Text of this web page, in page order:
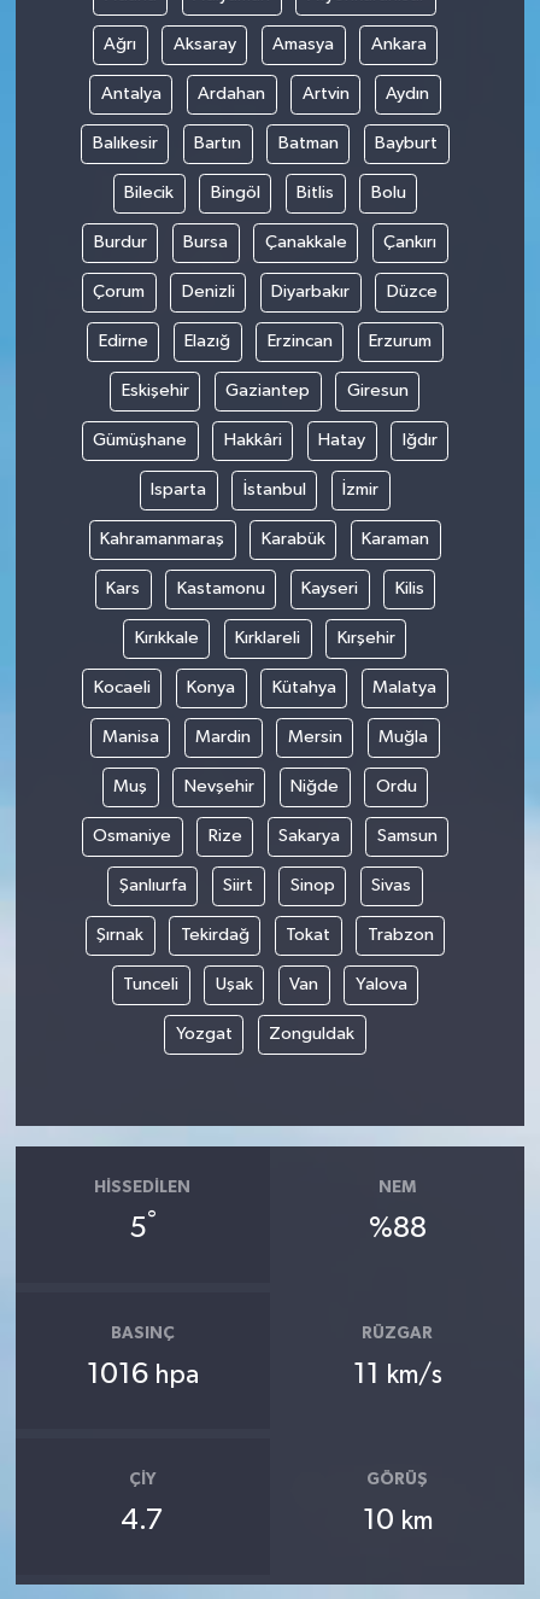
Ağrı Aksaray Amasya Ankara
Antalya Ardahan Artvin Aydın
Balıkesir Bartın Batman Bayburt
Bilecik Bingöl Bitlis Bolu
Burdur Bursa Çanakkale Çankırı
Çorum Denizli Diyarbakır Düzce
Edirne Elazığ Erzincan Erzurum
Eskişehir Gaziantep Giresun
Gümüşhane Hakkâri Hatay Iğdır
Isparta İstanbul İzmir
Kahramanmaraş Karabük Karaman
Kars Kastamonu Kayseri Kilis
Kırıkkale Kırklareli Kırşehir
Kocaeli Konya Kütahya Malatya
Manisa Mardin Mersin Muğla
Muş Nevşehir Niğde Ordu
Osmaniye Rize Sakarya Samsun
Şanlıurfa Siirt Sinop Sivas
Şırnak Tekirdağ Tokat Trabzon
Tunceli Uşak Van Yalova
Yozgat Zonguldak
HISSEDILEN
5°
NEM
%88
BASINÇ
1016 hpa
RÜZGAR
11 km/s
ÇIY
4.7
GÖRÜŞ
10 km